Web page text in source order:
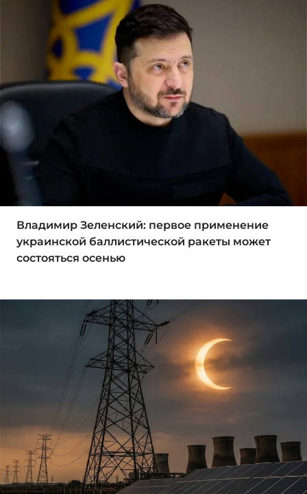
Владимир Зеленский: первое применение
украинской баллистической ракеты может
состояться осенью